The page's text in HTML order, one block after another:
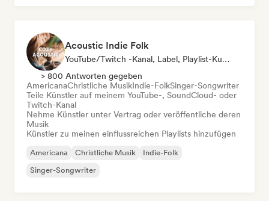
Acoustic Indie Folk
YouTube/Twitch -Kanal, Label, Playlist-Kurator
> 800 Antworten gegeben
AmericanaChristliche MusikIndie-FolkSinger-Songwriter
Teile Künstler auf meinem YouTube-, SoundCloud- oder
Twitch-Kanal
Nehme Künstler unter Vertrag oder veröffentliche deren
Musik
Künstler zu meinen einflussreichen Playlists hinzufügen
Americana Christliche Musik
Indie-Folk
Singer-Songwriter